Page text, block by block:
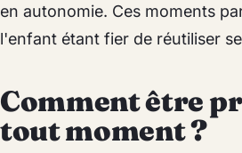
en autonomie. Ces moments
l'enfant étant fier de réutiliser
Comment être
tout moment ?